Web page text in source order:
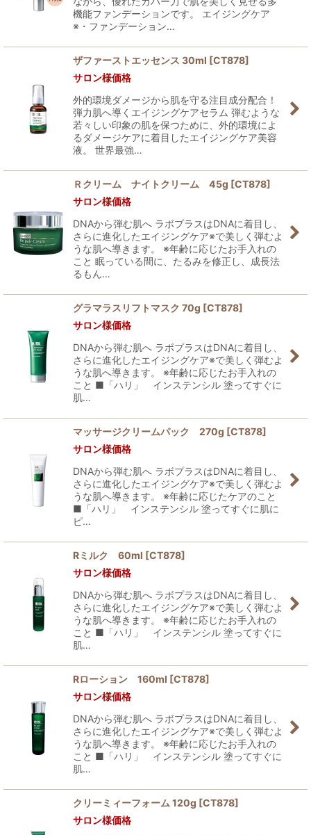
機能ファンデーションです。 エイジングケア
※・ファンデーション…
ザファーストエッセンス 30ml [CT878]
サロン様価格
外的環境ダメージから肌を守る注目成分配合！
弾力肌へ導くエイジングケアセラム 弾むような
若々しい印象の肌を保つために、外的環境によ
るダメージケアに着目したエイジングケア美容
液。 世界最強…
Ｒクリーム ナイトクリーム 45g [CT878]
サロン様価格
DNAから弾む肌へ ラボプラスはDNAに着目し、
さらに進化したエイジングケア※で美しく弾むよ
うな肌へ導きます。 ※年齢に応じたお手入れの
こと 眠っている間に、たるみを修正し、成長法
るもん…
グラマラスリフトマスク 70g [CT878]
サロン様価格
DNAから弾む肌へ ラボプラスはDNAに着目し、
さらに進化したエイジングケア※で美しく弾むよ
うな肌へ導きます。 ※年齢に応じたお手入れの
こと ■「ハリ」 インステンシル 塗ってすぐに
肌…
マッサージクリームパック 270g [CT878]
サロン様価格
DNAから弾む肌へ ラボプラスはDNAに着目し、
さらに進化したエイジングケア※で美しく弾むよ
うな肌へ導きます。 ※年齢に応じたケアのこと
■「ハリ」 インステンシル 塗ってすぐに肌に
ピ…
Rミルク 60ml [CT878]
サロン様価格
DNAから弾む肌へ ラボプラスはDNAに着目し、
さらに進化したエイジングケア※で美しく弾むよ
うな肌へ導きます。 ※年齢に応じたお手入れの
こと ■「ハリ」 インステンシル 塗ってすぐに
肌…
Rローション 160ml [CT878]
サロン様価格
DNAから弾む肌へ ラボプラスはDNAに着目し、
さらに進化したエイジングケア※で美しく弾むよ
うな肌へ導きます。 ※年齢に応じたお手入れの
こと ■「ハリ」 インステンシル 塗ってすぐに
肌…
クリーミィーフォーム 120g [CT878]
サロン様価格